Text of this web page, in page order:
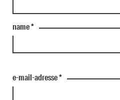
name*
e-mail-adresse*